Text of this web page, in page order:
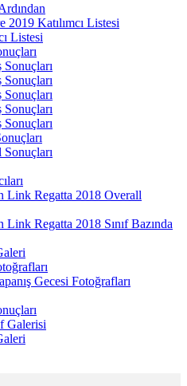
2019 Katılımcı Listesi
Listesi
Sonuçları
Sonuçları
Sonuçları
Sonuçları
Sonuçları
Link Regatta 2018 Overall
Link Regatta 2018 Sınıf Bazında
Gecesi Fotoğrafları
Galerisi